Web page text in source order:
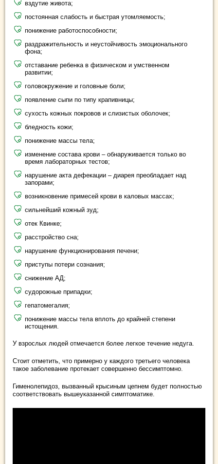
вздутие живота;
постоянная слабость и быстрая утомляемость;
понижение работоспособности;
раздражительность и неустойчивость эмоционального
фона;
отставание ребенка в физическом и умственном
развитии;
головокружение и головные боли;
появление сыпи по типу крапивницы;
сухость кожных покровов и слизистых оболочек;
бледность кожи;
понижение массы тела;
изменение состава крови – обнаруживается только во
время лабораторных тестов;
нарушение акта дефекации – диарея преобладает над
запорами;
возникновение примесей крови в каловых массах;
сильнейший кожный зуд;
отек Квинке;
расстройство сна;
нарушение функционирования печени;
приступы потери сознания;
снижение АД;
судорожные припадки;
гепатомегалия;
понижение массы тела вплоть до крайней степени
истощения.
У взрослых людей отмечается более легкое течение недуга.
Стоит отметить, что примерно у каждого третьего человека
такое заболевание протекает совершенно бессимптомно.
Гименолепидоз, вызванный крысиным цепнем будет полностью
соответствовать вышеуказанной симптоматике.